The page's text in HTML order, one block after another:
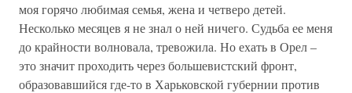
моя горячо любимая семья, жена и четверо детей.
Несколько месяцев я не знал о ней ничего. Судьба ее меня
до крайности волновала, тревожила. Но ехать в Орел –
это значит проходить через большевистский фронт,
образовавшийся где-то в Харьковской губернии против